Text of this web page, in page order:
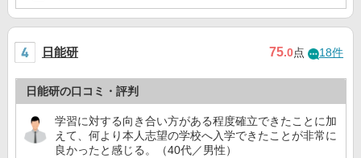
日能研 75.0点 18件
日能研の口コミ・評判
学習に対する向き合い方がある程度確立できたことに加
えて、何より本人志望の学校へ入学できたことが非常に
良かったと感じる。（40代／男性）